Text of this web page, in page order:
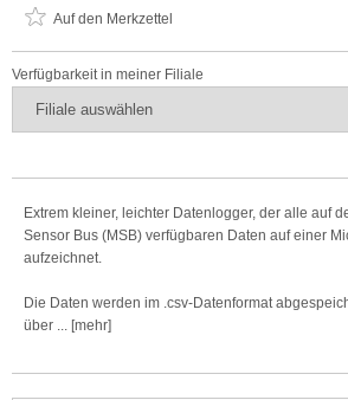
Auf den Merkzettel
Verfügbarkeit in meiner Filiale
Extrem kleiner, leichter Datenlogger, der alle auf
Sensor Bus (MSB) verfügbaren Daten auf einer
aufzeichnet.
Die Daten werden im .csv-Datenformat
über ... [mehr]